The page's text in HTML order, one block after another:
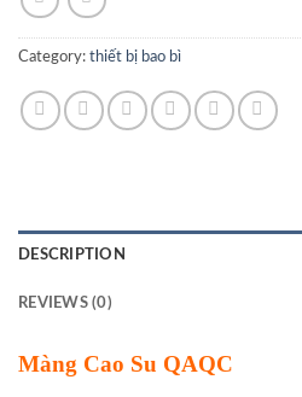
Category: thiết bị bao bì
DESCRIPTION
REVIEWS (0)
Màng Cao Su QAQC